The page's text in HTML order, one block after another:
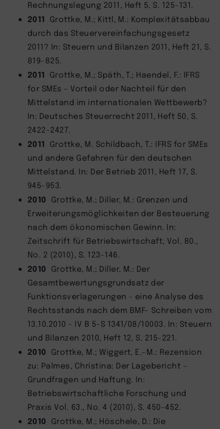
Rechnungslegung 2011, Heft 5, S. 125-131.
2011 Grottke, M.; Kittl, M.: Komplexitätsabbau
durch das Steuervereinfachungsgesetz
2011? In: Steuern und Bilanzen 2011, Heft 21, S.
819-825.
2011 Grottke, M.; Späth, T.; Haendel, F.: IFRS
for SMEs – Vorteil oder Nachteil für den
Mittelstand im internationalen Wettbewerb?
In: Deutsches Steuerrecht 2011, Heft 50, S.
2422-2427.
2011 Grottke, M. Schildbach, T.: IFRS for SMEs
und andere Gefahren für den deutschen
Mittelstand. In: Der Betrieb 2011, Heft 17, S.
945-953.
2010 Grottke, M.; Diller, M.: Grenzen und
Erweiterungsmöglichkeiten der Besteuerung
nach dem ökonomischen Gewinn. In:
Zeitschrift für Betriebswirtschaft, Vol. 80.,
No. 2 (2010), S. 123-146.
2010 Grottke, M.; Diller, M.: Der
Gesamtbewertungsgrundsatz der
Funktionsverlagerungen - eine Analyse des
Rechtsstands nach dem BMF- Schreiben vom
13.10.2010 - IV B 5-S 1341/08/10003. In: Steuern
und Bilanzen 2010, Heft 12, S. 215-221.
2010 Grottke, M.; Wiggert, E.-M.: Rezension
zu: Palmes, Christina: Der Lagebericht –
Grundfragen und Haftung. In:
Betriebswirtschaftliche Forschung und
Praxis Vol. 63., No. 4 (2010), S. 450-452.
2010 Grottke, M.; Höschele, D.: Die